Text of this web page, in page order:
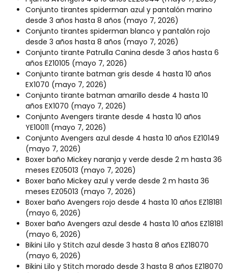
Conjunto tirantes spiderman azul y pantalón marino
desde 3 años hasta 8 años (mayo 7, 2026)
Conjunto tirantes spiderman blanco y pantalón rojo
desde 3 años hasta 8 años (mayo 7, 2026)
Conjunto tirante Patrulla Canina desde 3 años hasta 6
años EZ10105 (mayo 7, 2026)
Conjunto tirante batman gris desde 4 hasta 10 años
EX1070 (mayo 7, 2026)
Conjunto tirante batman amarillo desde 4 hasta 10
años EX1070 (mayo 7, 2026)
Conjunto Avengers tirante desde 4 hasta 10 años
YE10011 (mayo 7, 2026)
Conjunto Avengers azul desde 4 hasta 10 años EZ10149
(mayo 7, 2026)
Boxer baño Mickey naranja y verde desde 2 m hasta 36
meses EZ05013 (mayo 7, 2026)
Boxer baño Mickey azul y verde desde 2 m hasta 36
meses EZ05013 (mayo 7, 2026)
Boxer baño Avengers rojo desde 4 hasta 10 años EZ18181
(mayo 6, 2026)
Boxer baño Avengers azul desde 4 hasta 10 años EZ18181
(mayo 6, 2026)
Bikini Lilo y Stitch azul desde 3 hasta 8 años EZ18070
(mayo 6, 2026)
Bikini Lilo y Stitch morado desde 3 hasta 8 años EZ18070